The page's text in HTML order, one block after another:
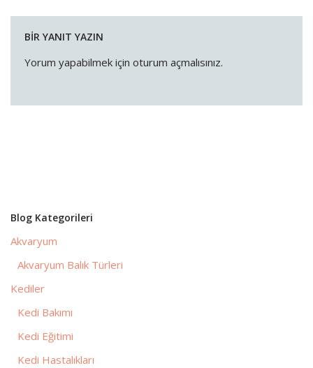
BIR YANIT YAZIN
Yorum yapabilmek için oturum açmalısınız.
Blog Kategorileri
Akvaryum
Akvaryum Balık Türleri
Kediler
Kedi Bakımı
Kedi Eğitimi
Kedi Hastalıkları